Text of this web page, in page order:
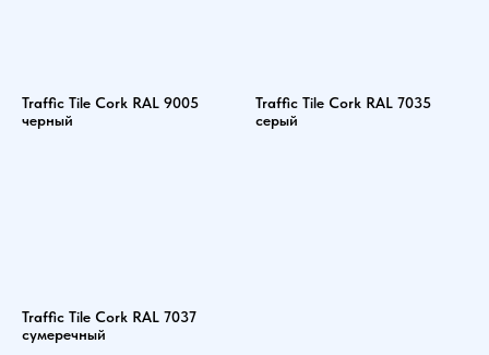
Traffic Tile Cork RAL 9005
черный
Traffic Tile Cork RAL 7035
серый
Traffic Tile Cork RAL 7037
сумеречный